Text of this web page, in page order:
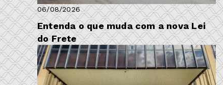
06/08/2026
Entenda o que muda com a nova Lei
do Frete